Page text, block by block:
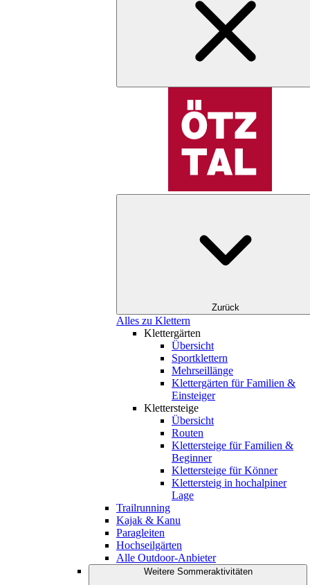
Zurück
Alles zu Klettern
Klettergärten
Übersicht
Sportklettern
Mehrseillänge
Klettergärten für Familien &
Einsteiger
Klettersteige
Übersicht
Routen
Klettersteige für Familien &
Beginner
Klettersteige für Könner
Klettersteig in hochalpiner
Lage
Trailrunning
Kajak & Kanu
Paragleiten
Hochseilgärten
Alle Outdoor-Anbieter
Weitere Sommeraktivitäten